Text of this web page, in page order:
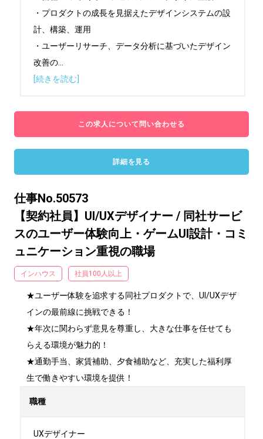
・プロダクトの成長を見据えたデザインシステムの設
計、構築、運用
・ユーザーリサーチ、データ分析に基づいたデザイン
改善の
[続きを読む]
この求人について問い合わせる
詳細を見る
仕事No.50573
【契約社員】UI/UXデザイナー / 同社サービ
スのユーザー体験向上・ゲームUI設計・コミ
ュニケーション重視の職場
インハウス 社員100人以上
★ユーザー体験を追求する同社プロダクトで、UI/UXデザ
インの最前線に挑戦できる！
★年次に関わらず意見を尊重し、大きな仕事を任せても
らえる環境が魅力的！
★通勤手当、家賃補助、夕食補助など、充実した福利厚
生で働きやすい環境を提供！
職種
UXデザイナー